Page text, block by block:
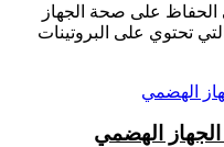
الحفاظ على صحة الجهاز
تحتوي على البروتينات
الجهاز الهضمي